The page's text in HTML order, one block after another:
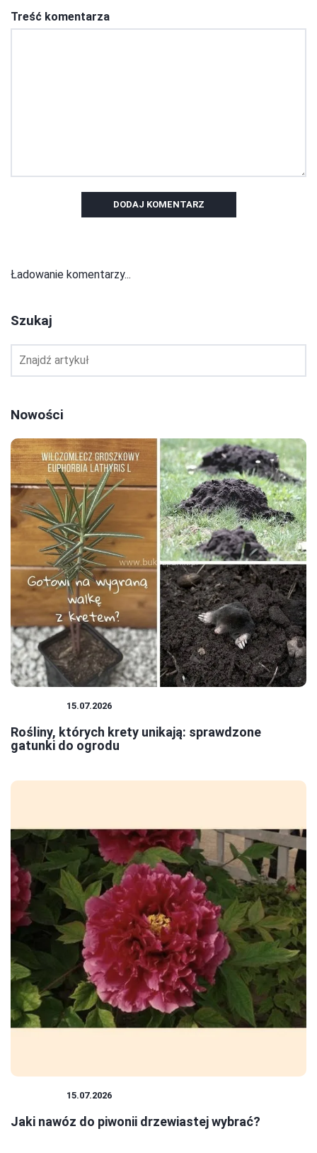
Treść komentarza
DODAJ KOMENTARZ
Ładowanie komentarzy...
Szukaj
Nowości
15.07.2026
Rośliny, których krety unikają: sprawdzone
gatunki do ogrodu
15.07.2026
Jaki nawóz do piwonii drzewiastej wybrać?